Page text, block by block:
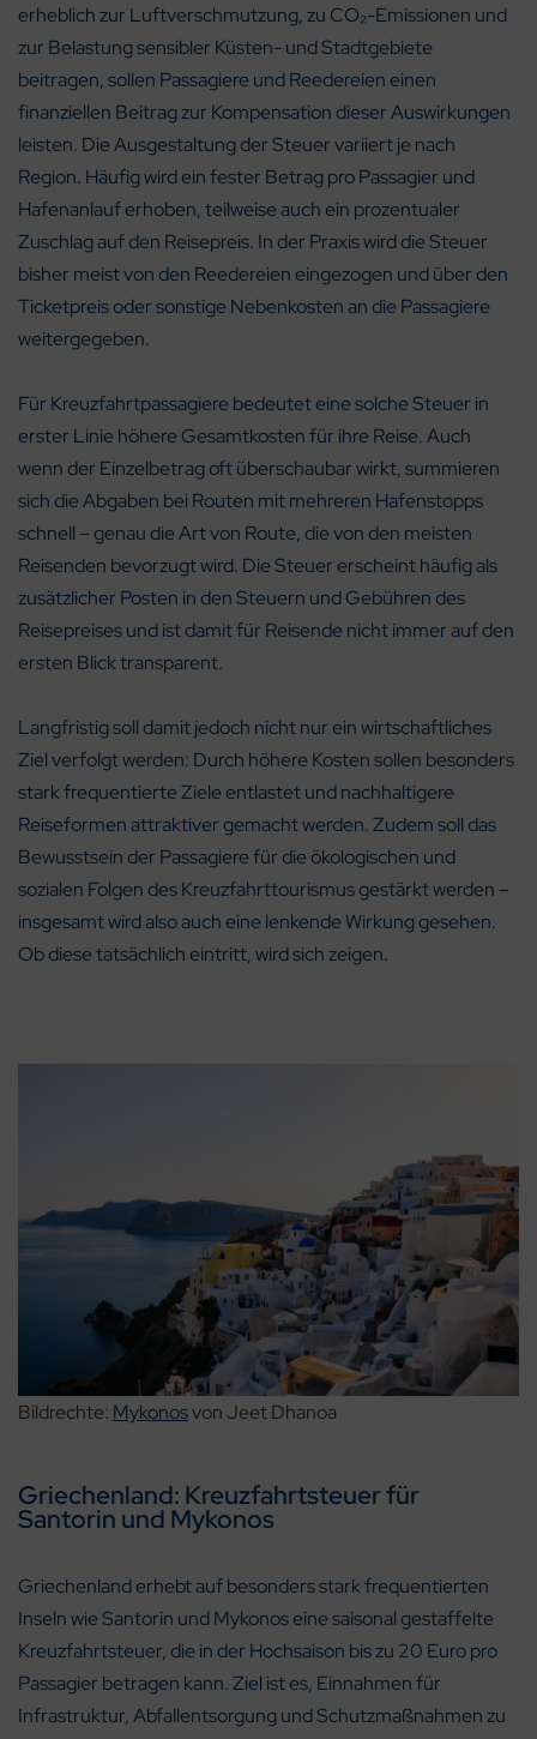
erheblich zur Luftverschmutzung, zu CO₂-Emissionen und
zur Belastung sensibler Küsten- und Stadtgebiete
beitragen, sollen Passagiere und Reedereien einen
finanziellen Beitrag zur Kompensation dieser Auswirkungen
leisten. Die Ausgestaltung der Steuer variiert je nach
Region. Häufig wird ein fester Betrag pro Passagier und
Hafenanlauf erhoben, teilweise auch ein prozentualer
Zuschlag auf den Reisepreis. In der Praxis wird die Steuer
bisher meist von den Reedereien eingezogen und über den
Ticketpreis oder sonstige Nebenkosten an die Passagiere
weitergegeben.
Für Kreuzfahrtpassagiere bedeutet eine solche Steuer in
erster Linie höhere Gesamtkosten für ihre Reise. Auch
wenn der Einzelbetrag oft überschaubar wirkt, summieren
sich die Abgaben bei Routen mit mehreren Hafenstopps
schnell – genau die Art von Route, die von den meisten
Reisenden bevorzugt wird. Die Steuer erscheint häufig als
zusätzlicher Posten in den Steuern und Gebühren des
Reisepreises und ist damit für Reisende nicht immer auf den
ersten Blick transparent.
Langfristig soll damit jedoch nicht nur ein wirtschaftliches
Ziel verfolgt werden: Durch höhere Kosten sollen besonders
stark frequentierte Ziele entlastet und nachhaltigere
Reiseformen attraktiver gemacht werden. Zudem soll das
Bewusstsein der Passagiere für die ökologischen und
sozialen Folgen des Kreuzfahrttourismus gestärkt werden –
insgesamt wird also auch eine lenkende Wirkung gesehen.
Ob diese tatsächlich eintritt, wird sich zeigen.
Bildrechte: Mykonosvon Jeet Dhanoa
Griechenland: Kreuzfahrtsteuer für
Santorin und Mykonos
Griechenland erhebt auf besonders stark frequentierten
Inseln wie Santorin und Mykonos eine saisonal gestaffelte
Kreuzfahrtsteuer, die in der Hochsaison bis zu 20 Euro pro
Passagier betragen kann. Ziel ist es, Einnahmen für
Infrastruktur, Abfallentsorgung und Schutzmaßnahmen zu